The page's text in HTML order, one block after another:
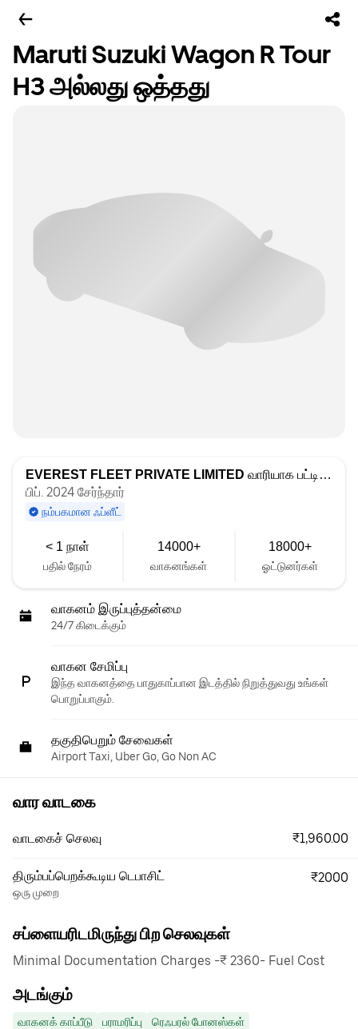
Maruti Suzuki Wagon R Tour
H3 அல்லது ஒத்தது
EVEREST FLEET PRIVATE LIMITED வாரியாக பட்டியலிடப்பட்டது
பிப். 2024 சேர்ந்தார்
நம்பகமான ஃப்ளீட்
< 1 நாள்
பதில் நேரம்
14000+
வாகனங்கள்
18000+
ஓட்டுனர்கள்
வாகனம் இருப்புத்தன்மை
24/7 கிடைக்கும்
வாகன சேமிப்பு
இந்த வாகனத்தை பாதுகாப்பான இடத்தில் நிறுத்துவது உங்கள்
பொறுப்பாகும்.
தகுதிபெறும் சேவைகள்
Airport Taxi, Uber Go, Go Non AC
வார வாடகை
வாடகைச் செலவு ₹1,960.00
திரும்பப்பெறக்கூடிய டெபாசிட்
ஒரு முறை
₹2000
சப்ளையரிடமிருந்து பிற செலவுகள்
Minimal Documentation Charges -₹ 2360- Fuel Cost
அடங்கும்
வாகனக் காப்பீடு பராமரிப்பு ரெஃபரல் போனஸ்கள்